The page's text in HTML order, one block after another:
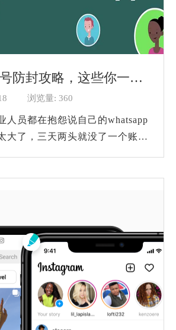
whatsapp账号防封攻略，这些你一定要了解！
浏览量: 360
人员都在抱怨说自己的whatsapp
大了，三天两头就没了一个账